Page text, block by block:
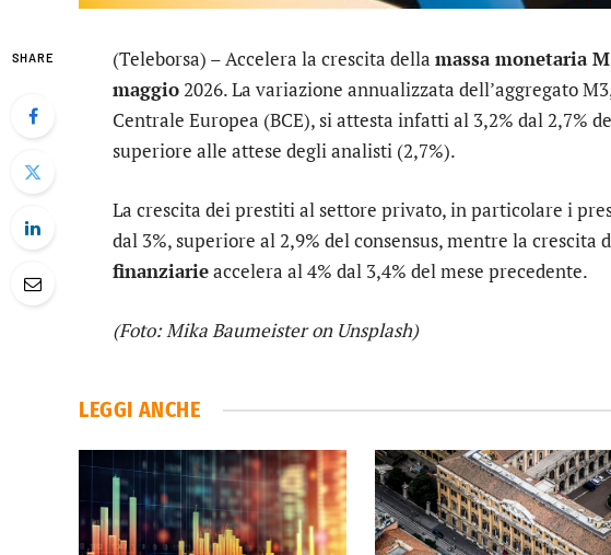
SHARE (Teleborsa) – Accelera la crescita della massa monetaria
maggio2026. La variazione annualizzata dell’aggregato
Centrale Europea (BCE), si attesta infatti al 3,2% dal 2,7%
superiore alle attese degli analisti (2,7%).
La crescita dei prestiti al settore privato, in particolare i
dal 3%, superiore al 2,9% del consensus, mentre la crescita
finanziarieaccelera al 4% dal 3,4% del mese precedente.
(Foto: Mika Baumeister on Unsplash)
LEGGI ANCHE